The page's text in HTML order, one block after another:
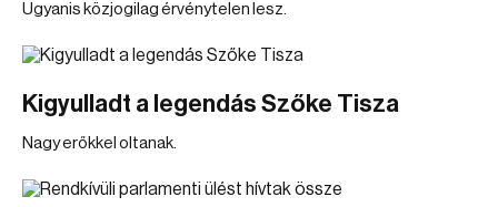
Ugyanis közjogilag érvénytelen lesz.
Kigyulladt a legendás Szőke Tisza
Nagy erőkkel oltanak.